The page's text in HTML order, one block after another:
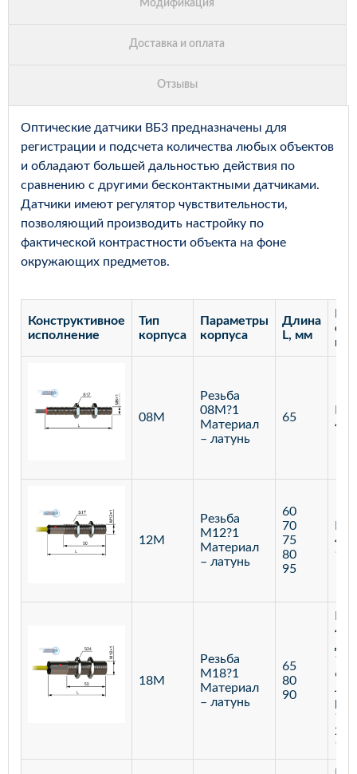
Оптические датчики ВБ3 предназначены для
регистрации и подсчета количества любых объектов
и обладают большей дальностью действия по
сравнению с другими бесконтактными датчиками.
Датчики имеют регулятор чувствительности,
позволяющий производить настройку по
фактической контрастности объекта на фоне
окружающих предметов.
Конструктивное
исполнение
Тип
корпуса
Параметры
корпуса
Длина
L, мм
мм
08М
Резьба
08М?1
Материал
– латунь
65
12М
Резьба
М12?1
Материал
– латунь
60
70
75
80
95
18М
Резьба
М18?1
Материал
– латунь
65
80
90